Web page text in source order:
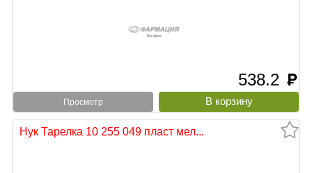
538.2 руб
Просмотр
Нук Тарелка 10 255 049 пласт мел...